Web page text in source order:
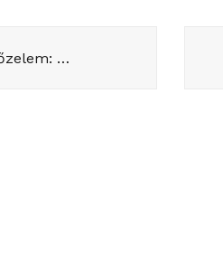
7. Történelmi győzelem: a baloldalé a francia Szenátus